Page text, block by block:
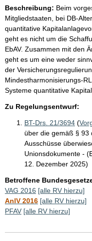
Beschreibung: Beim
Mitgliedstaaten, bei DB-
quantitative
geht es nicht um die
EbAV. Zusammen mit den
geht es um eine weder
der
Mindestharmonisierungs-
Systeme quantitative
Zu Regelungsentwurf:
BT-Drs. 21/3694 (
über die gemäß § 93
Ausschüsse
Unionsdokumente -
12. Dezember 2025)
Betroffene
VAG 2016 [alle RV hierzu]
AnlV 2016 [alle RV hierzu]
PFAV [alle RV hierzu]